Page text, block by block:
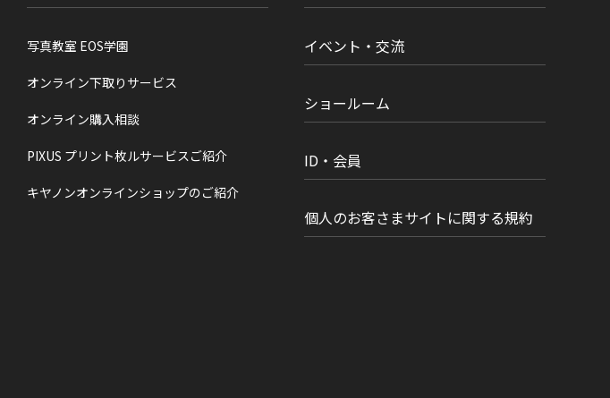
写真教室 EOS学園
オンライン下取りサービス
オンライン購入相談
PIXUS プリント枚ルサービスご紹介
キヤノンオンラインショップのご紹介
イベント・交流
ショールーム
ID・会員
個人のお客さまサイトに関する規約